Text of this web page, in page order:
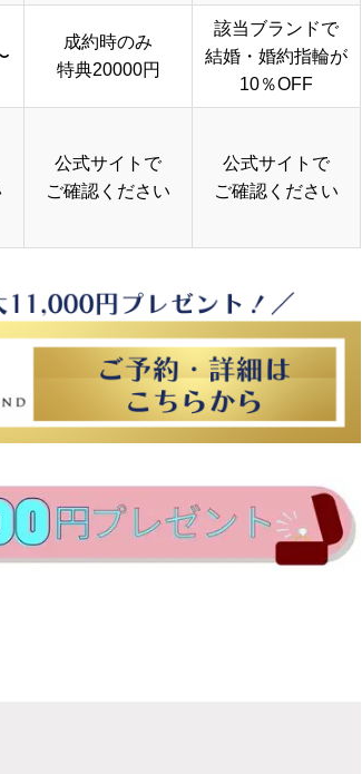
成約時のみ
特典20000円
該当ブランドで
結婚・婚約指輪が
10％OFF
公式サイトで
ご確認ください
公式サイトで
ご確認ください